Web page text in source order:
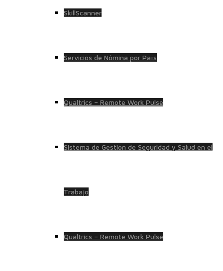
SkillScanner
Servicios de Nómina por País
Qualtrics – Remote Work Pulse
Sistema de Gestión de Seguridad y Salud en el
Trabajo
Qualtrics – Remote Work Pulse